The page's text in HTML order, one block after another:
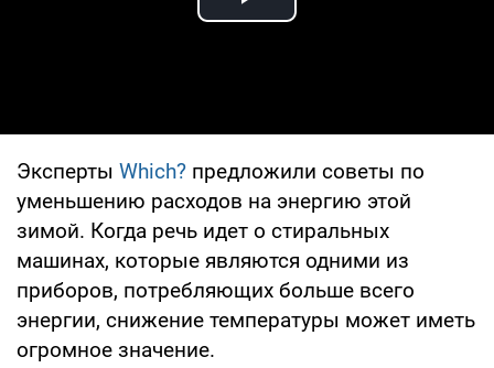
Play Video
Эксперты Which? предложили советы по
уменьшению расходов на энергию этой
зимой. Когда речь идет о стиральных
машинах, которые являются одними из
приборов, потребляющих больше всего
энергии, снижение температуры может иметь
огромное значение.